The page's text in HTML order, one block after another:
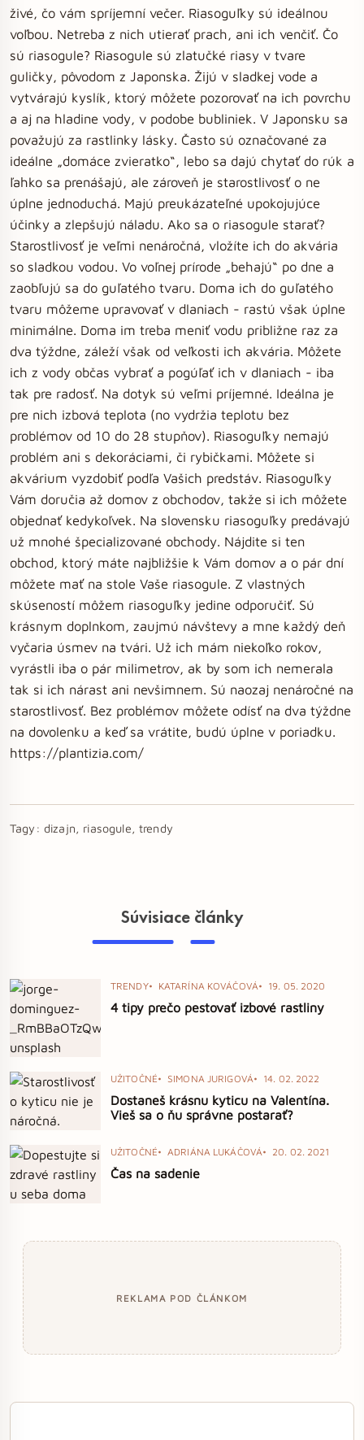
živé, čo vám spríjemní večer. Riasoguľky sú ideálnou
voľbou. Netreba z nich utierať prach, ani ich venčiť. Čo
sú riasogule? Riasogule sú zlatučké riasy v tvare
guličky, pôvodom z Japonska. Žijú v sladkej vode a
vytvárajú kyslík, ktorý môžete pozorovať na ich povrchu
a aj na hladine vody, v podobe bubliniek. V Japonsku sa
považujú za rastlinky lásky. Často sú označované za
ideálne „domáce zvieratko“, lebo sa dajú chytať do rúk a
ľahko sa prenášajú, ale zároveň je starostlivosť o ne
úplne jednoduchá. Majú preukázateľné upokojujúce
účinky a zlepšujú náladu. Ako sa o riasogule starať?
Starostlivosť je veľmi nenáročná, vložíte ich do akvária
so sladkou vodou. Vo voľnej prírode „behajú“ po dne a
zaobľujú sa do guľatého tvaru. Doma ich do guľatého
tvaru môžeme upravovať v dlaniach - rastú však úplne
minimálne. Doma im treba meniť vodu približne raz za
dva týždne, záleží však od veľkosti ich akvária. Môžete
ich z vody občas vybrať a pogúľať ich v dlaniach - iba
tak pre radosť. Na dotyk sú veľmi príjemné. Ideálna je
pre nich izbová teplota (no vydržia teplotu bez
problémov od 10 do 28 stupňov). Riasoguľky nemajú
problém ani s dekoráciami, či rybičkami. Môžete si
akvárium vyzdobiť podľa Vašich predstáv. Riasoguľky
Vám doručia až domov z obchodov, takže si ich môžete
objednať kedykoľvek. Na slovensku riasoguľky predávajú
už mnohé špecializované obchody. Nájdite si ten
obchod, ktorý máte najbližšie k Vám domov a o pár dní
môžete mať na stole Vaše riasogule. Z vlastných
skúseností môžem riasoguľky jedine odporučiť. Sú
krásnym doplnkom, zaujmú návštevy a mne každý deň
vyčaria úsmev na tvári. Už ich mám niekoľko rokov,
vyrástli iba o pár milimetrov, ak by som ich nemerala
tak si ich nárast ani nevšimnem. Sú naozaj nenáročné na
starostlivosť. Bez problémov môžete odísť na dva týždne
na dovolenku a keď sa vrátite, budú úplne v poriadku.
https://plantizia.com/
Tagy: dizajn, riasogule, trendy
Súvisiace články
TRENDY KATARÍNA KOVÁČOVÁ 19. 05. 2020
4 tipy prečo pestovať izbové rastliny
UŽITOČNÉ SIMONA JURIGOVÁ 14. 02. 2022
Dostaneš krásnu kyticu na Valentína.
Vieš sa o ňu správne postarať?
UŽITOČNÉ ADRIÁNA LUKÁČOVÁ 20. 02. 2021
Čas na sadenie
REKLAMA POD ČLÁNKOM